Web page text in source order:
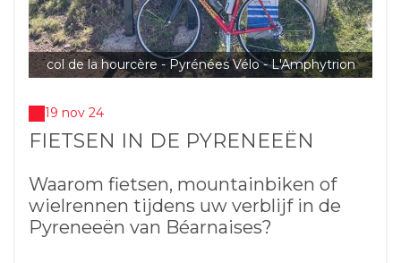
col de la hourcère - Pyrénées Vélo - L'Amphytrion
19 nov 24
FIETSEN IN DE PYRENEEËN
Waarom fietsen, mountainbiken of
wielrennen tijdens uw verblijf in de
Pyreneeën van Béarnaises?